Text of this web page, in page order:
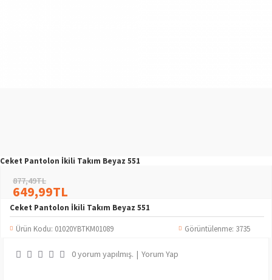
Ceket Pantolon İkili Takım Beyaz 551
Ceket Pantolon İkili Takım Beyaz 551
Ürün Kodu: 01020YBTKM01089 Görüntülenme: 3735
0 yorum yapılmış. | Yorum Yap
649,99TL
877,49TL